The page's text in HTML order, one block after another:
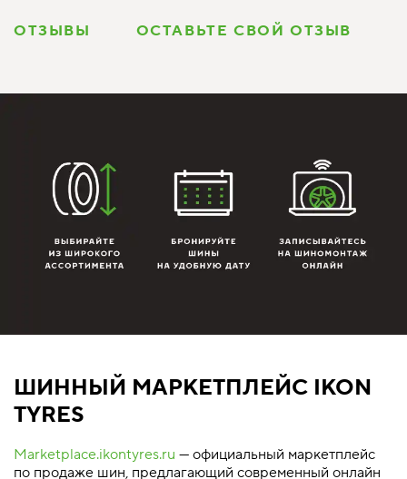
ОТЗЫВЫ ОСТАВЬТЕ СВОЙ ОТЗЫВ
ШИННЫЙ МАРКЕТПЛЕЙС IKON
TYRES
Marketplace.ikontyres.ru — официальный маркетплейс
по продаже шин, предлагающий современный онлайн